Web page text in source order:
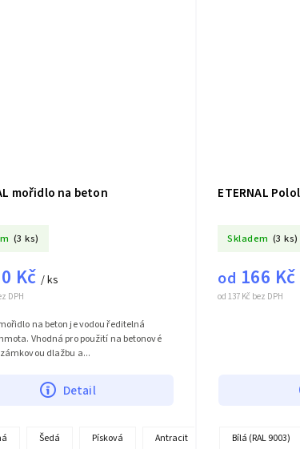
mořidlo na beton
(3 ks)
DPH
Kč / ks
Detail
mořidlo na beton je vodou ředitelná
Vhodná pro použití na betonové
dlažbu a...
Šedá Písková Antracit Bezbarvá
+
další
ETERNAL
Skladem (3 ks)
od 137 Kč bez DPH
od 166 Kč
Bílá (RAL 9003)